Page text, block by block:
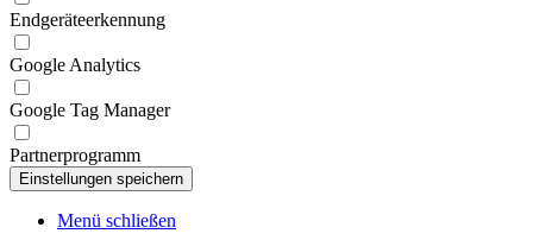
Endgeräteerkennung
Google Analytics
Google Tag Manager
Partnerprogramm
Menü schließen